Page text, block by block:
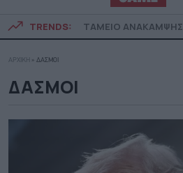
TRENDS: ΤΑΜΕΙΟ ΑΝΑΚΑΜΨΗΣ
ΑΡΧΙΚΗ » ΔΑΣΜΟΙ
ΔΑΣΜΟΙ